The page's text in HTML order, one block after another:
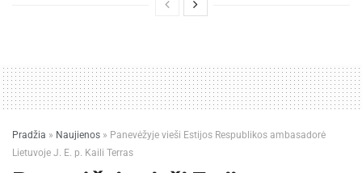
Pradžia » Naujienos » Panevėžyje vieši Estijos Respublikos ambasadorė
Lietuvoje J. E. p. Kaili Terras